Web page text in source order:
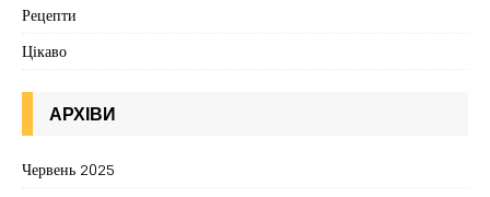
Рецепти
Цікаво
АРХІВИ
Червень 2025